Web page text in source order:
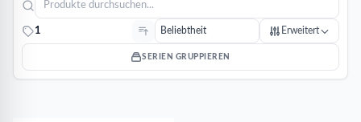
1 Erweitert
SERIEN GRUPPIEREN